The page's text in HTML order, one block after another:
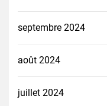
septembre 2024
août 2024
juillet 2024